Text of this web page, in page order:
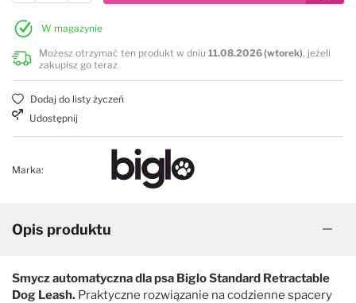
W magazynie
Możesz otrzymać ten produkt w dniu 11.08.2026 (wtorek), jeżeli
zakupisz go teraz
Dodaj do listy życzeń
Udostępnij
Marka:
Opis produktu
Smycz automatyczna dla psa Biglo Standard Retractable
Dog Leash. Praktyczne rozwiązanie na codzienne spacery